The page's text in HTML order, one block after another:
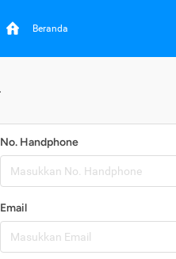
Beranda
No. Handphone
Email